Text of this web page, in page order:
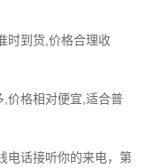
时到货,价格合理收
价格相对便宜,适合普
电话接听你的来电，第